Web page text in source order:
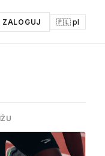
ZALOGUJ 🇵🇱 pl